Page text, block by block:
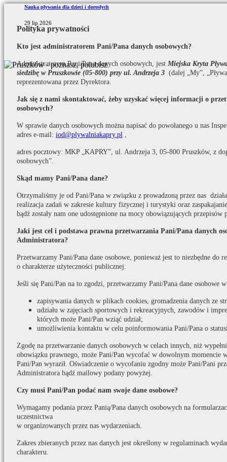
Nauka pływania dla dzieci i dorosłych
29 lip 2026
Polityka prywatności
Kto jest administratorem Pani/Pana danych osobowych?
Administratorem Pani/Pana danych osobowych, jest Miejska Kryta
siedzibę w Pruszkowie (05-800) przy ul. Andrzeja 3 (dalej „My”,
reprezentowana przez Dyrektora.
Jak się z nami skontaktować, żeby uzyskać więcej informacji o
osobowych?
W sprawie danych osobowych można napisać do powołanego u nas
adres e-mail: iod@plywalniakapry.pl
adres pocztowy: MKP „KAPRY”, ul. Andrzeja 3, 05-800 Pruszków, z
osobowych”.
Skąd mamy Pani/Pana dane?
Otrzymaliśmy je od Pani/Pana w związku z prowadzoną przez nas
realizacja zadań w zakresie kultury fizycznej i turystyki oraz
bądź zostały nam one udostępnione na mocy obowiązujących przepisów
Jaki jest cel i podstawa prawna przetwarzania Pani/Pana danych
Administratora?
Przetwarzamy Pani/Pana dane osobowe, ponieważ jest to niezbędne do
o charakterze użyteczności publicznej.
Jeśli się Pani/Pan na to zgodzi, przetwarzamy Pani/Pana dane osobowe
zapisywania danych w plikach cookies, gromadzenia danych ze
udziału w zajęciach sportowych i rekreacyjnych, zawodów i
których może Pani/Pan wziąć udział;
umożliwienia kontaktu w celu poinformowania Pani/Pana o
Zgodę na przetwarzanie danych osobowych w celach innych, niż
obowiązku prawnego, może Pani/Pan wycofać w dowolnym momencie
Pani/Pan wyraził. Oświadczenie o wycofaniu zgodny może Pani/Pani
Administratora bądź mailowy podany powyżej.
Czy musi Pani/Pan podać nam swoje dane osobowe?
Wymagamy podania przez Panią/Pana danych osobowych na
uczestnictwa
w organizowanych przez nas wydarzeniach.
Zakres zbieranych przez nas danych jest określony w regulaminach
charakteru.